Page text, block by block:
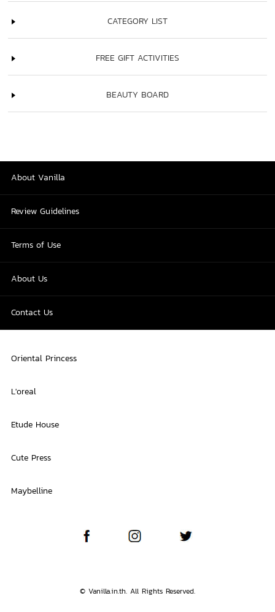
CATEGORY LIST
FREE GIFT ACTIVITIES
BEAUTY BOARD
About Vanilla
Review Guidelines
Terms of Use
About Us
Contact Us
Oriental Princess
L'oreal
Etude House
Cute Press
Maybelline
© Vanilla.in.th. All Rights Reserved.